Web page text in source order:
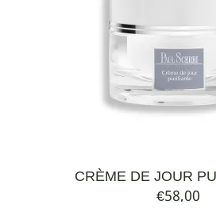
CRÈME DE JOUR
€58,00